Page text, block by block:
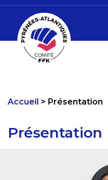
Accueil Présentation
Présentation